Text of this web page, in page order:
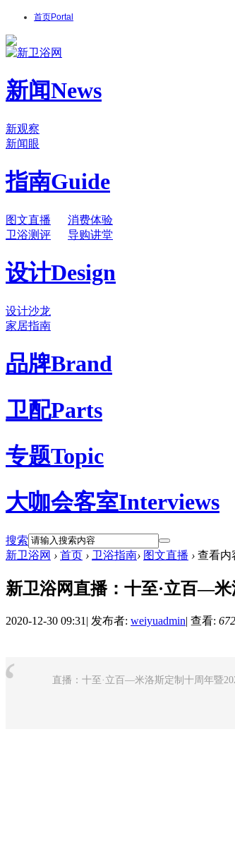
首页Portal
新闻News
新观察
新闻眼
指南Guide
图文直播
消费体验
卫浴测评
导购讲堂
设计Design
设计沙龙
家居指南
品牌Brand
卫配Parts
专题Topic
大咖会客室Interviews
搜索
新卫浴网 › 首页 › 卫浴指南› 图文直播 › 查看内
新卫浴网直播：十至·立百—
2020-12-30 09:31 | 发布者: weiyuadmin| 查看:
直播：十至·立百—米洛斯定制十周年暨